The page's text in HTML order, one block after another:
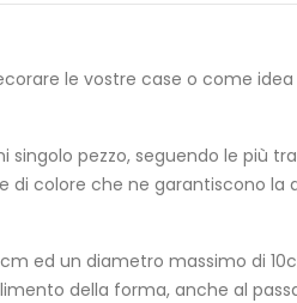
le vostre case o come
pezzo, seguendo le più
di colore che ne garantiscono la
ed un diametro massimo di
della forma, anche al